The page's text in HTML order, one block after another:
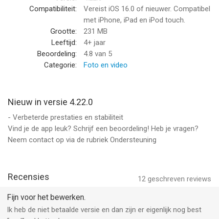
op Instagram met slechts één tik!
APP-PICTOGRAMMEN
Personaliseer je iPhone-startscherm en geniet van een nieuwe
look! FLTR bevat verschillende packs die bij jouw stijl passen!
Kies GRATIS een preset die bij je foto's past en zorg ervoor dat
je foto's er geweldig uit komen te zien!
• Toegang tot alle presets
• Elke week een nieuwe preset
Compatibiliteit:
Vereist iOS 16.0 of nieuwer. Compatibel
met iPhone, iPad en iPod touch.
Grootte:
231 MB
Leeftijd:
4+ jaar
Beoordeling:
4.8 van 5
Categorie:
Foto en video
Nieuw in versie 4.22.0
- Verbeterde prestaties en stabiliteit
Vind je de app leuk? Schrijf een beoordeling! Heb je vragen?
Neem contact op via de rubriek Ondersteuning
12 geschreven reviews
Recensies
Fijn voor het bewerken.
Ik heb de niet betaalde versie en dan zijn er eigenlijk nog best